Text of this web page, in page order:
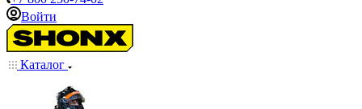
Войти
Каталог